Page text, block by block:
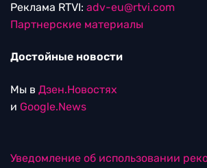
Реклама RTVI: adv-eu@rtvi.com
Партнерские материалы
Достойные новости
Мы в Дзен.Новостях
и Google.News
Уведомление об использовании